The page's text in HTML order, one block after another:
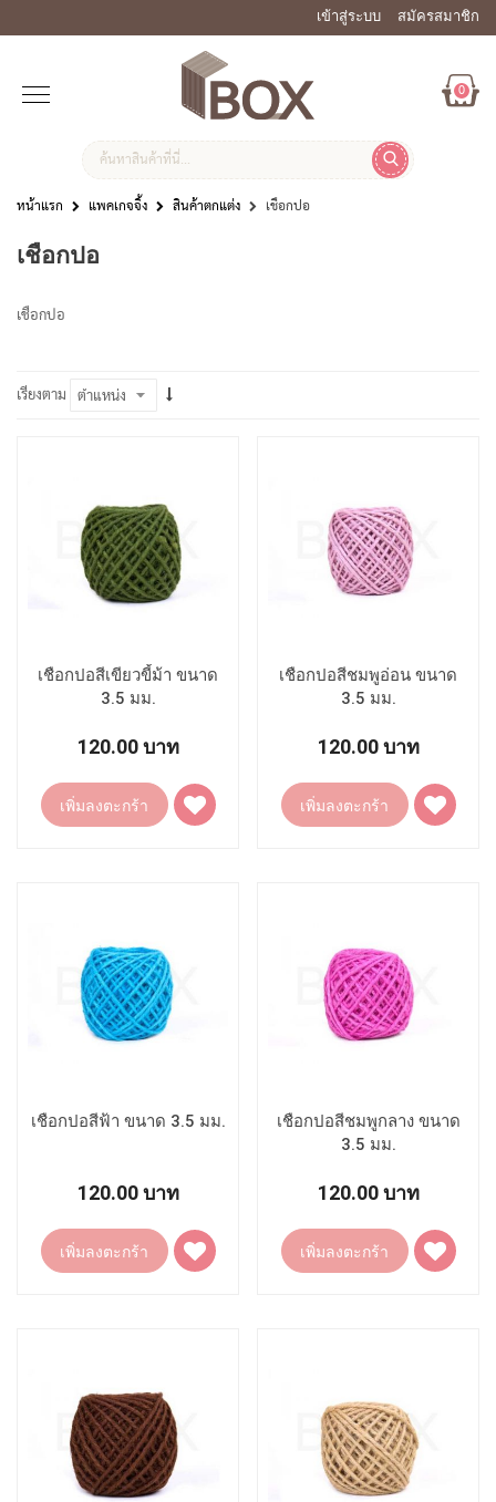
เข้าสู่ระบบ สมัครสมาชิก
0
หน้าแรก แพคเกจจิ้ง สินค้าตกแต่ง เชือกปอ
เชือกปอ
เชือกปอ
เรียงตาม
เชือกปอสีเขียวขี้ม้า ขนาด
3.5 มม.
120.00 บาท
เพิ่มลงตะกร้า
เพิ่ม
ไป
เชือกปอสีชมพูอ่อน ขนาด
3.5 มม.
120.00 บาท
เพิ่มลงตะกร้า
เพิ่ม
ไป
เชือกปอสีฟ้า ขนาด 3.5 มม.
120.00 บาท
เพิ่มลงตะกร้า
เพิ่ม
ไป
เชือกปอสีชมพูกลาง ขนาด
3.5 มม.
120.00 บาท
เพิ่มลงตะกร้า
เพิ่ม
ไป